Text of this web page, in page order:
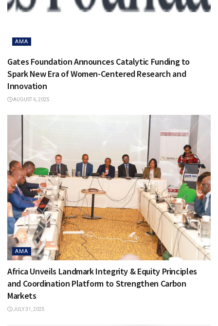
AMA
Gates Foundation Announces Catalytic Funding to
Spark New Era of Women-Centered Research and
Innovation
AUGUST 6, 2025
AMA
Africa Unveils Landmark Integrity & Equity Principles
and Coordination Platform to Strengthen Carbon
Markets
JULY 31, 2025